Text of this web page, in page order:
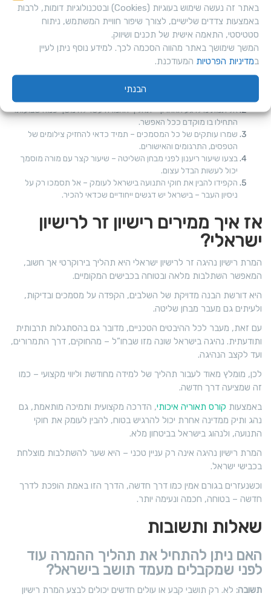
באתר זה נעשה שימוש בעוגיות (Cookies) ובטכנולוגיות דומות, לרבות
באמצעות צדדים שלישיים, לצורך שיפור חוויית המשתמש, ניתוח
סטטיסטי, התאמה אישית של תכנים ושיווק.
המשך שימושך באתר מהווה הסכמה לכך. למידע נוסף ניתן לעיין
במדיניות הפרטיות המעודכנת.
הבנתי
נהגים שעוברים תהליך מסודר ומודרך משתלבים מהר יותר במערכת
התחבורה הישראלית, מבינים את השפה המקומית, ומצליחים לנהוג
בבטחה ובאחריות.
טיפים חשובים לפני שמתחילים
בדקו מראש אם מדינת הרישיון שלכם מוכרת בישראל – רשימה
אל תמתינו לרגע האחרון – תהליך ההמרה עשוי להימשך כמה שבועות.
התחילו בו מוקדם ככל האפשר.
שמרו עותקים של כל המסמכים – תמיד כדאי להחזיק צילומים של
הטפסים, התרגומים והאישורים.
בצעו שיעור ריענון לפני מבחן השליטה – שיעור קצר עם מורה מוסמך
יכול לעשות הבדל עצום.
הקפידו להבין את חוקי התנועה בישראל לעומק – אל תסמכו רק על
ניסיון העבר – בישראל יש דגשים ייחודיים שכדאי להכיר.
אז איך ממירים רישיון זר לרישיון
ישראלי?
המרת רישיון נהיגה זר לרישיון ישראלי היא תהליך בירוקרטי אך חשוב,
המאפשר השתלבות מלאה ובטוחה בכבישים המקומיים.
היא דורשת הבנה מדויקת של השלבים, הקפדה על מסמכים ובדיקות,
ולעיתים גם מעבר מבחן שליטה.
עם זאת, מעבר לכל ההיבטים הטכניים, מדובר גם בהסתגלות תרבותית
ותודעתית. נהיגה בישראל שונה מזו שבחו”ל – מהחוקים, דרך התמרורים,
ועד לקצב הנהיגה.
לכן, מומלץ מאוד לעבור תהליך של למידה מחודשת וליווי מקצועי – כמו
זה שמציעה דרך חדשה.
באמצעות קורס תאוריה איכותי, הדרכה מקצועית ותמיכה מותאמת, גם
נהג ותיק ממדינה אחרת יכול להרגיש בטוח, להבין לעומק את חוקי
התנועה, ולנהוג בישראל בביטחון מלא.
המרת רישיון נהיגה אינה רק עניין טכני – היא שער להשתלבות מוצלחת
בכבישי ישראל.
וכשנעזרים בגורם אמין כמו דרך חדשה, הדרך הזו באמת הופכת לדרך
חדשה – בטוחה, חכמה ונעימה יותר.
שאלות ותשובות
האם ניתן להתחיל את תהליך ההמרה עוד
לפני שמקבלים מעמד תושב בישראל?
תשובה: לא. רק תושבי קבע או עולים חדשים יכולים לבצע המרת רישיון